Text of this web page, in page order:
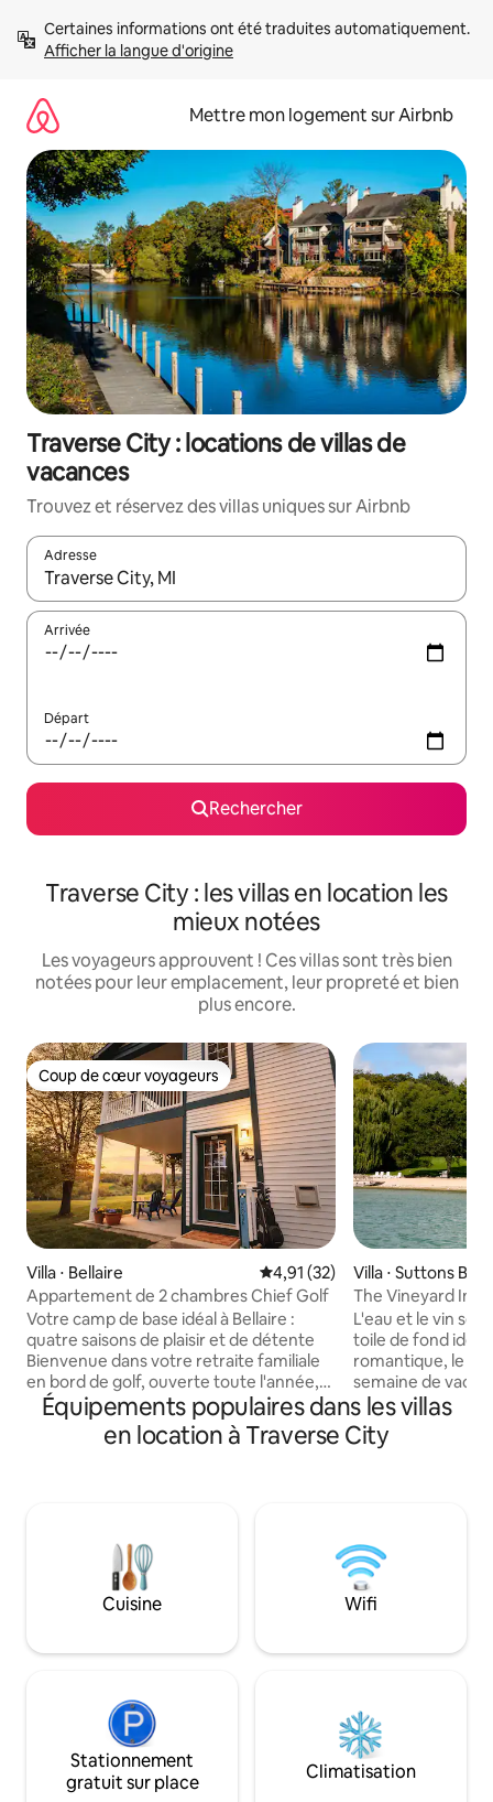
directement
Afficher la langue d'origine
Mettre mon logement sur Airbnb
Traverse City : locations de villas de
vacances
Trouvez et réservez des villas uniques sur Airbnb
Adresse
Lorsque les résultats s'affichent, utilisez les flèches vers le
Arrivée
Départ
Rechercher
Traverse City : les villas en location les
mieux notées
Les voyageurs approuvent ! Ces villas sont très bien
notées pour leur emplacement, leur propreté et bien
plus encore.
Coup de cœur voyageurs
Coup de cœur voyageurs
Villa ⋅ Bellaire Évaluation moyenne sur la
4,91 (32)
Appartement de 2 chambres Chief Golf
Votre camp de base idéal à Bellaire :
quatre saisons de plaisir et de détente
Bienvenue dans votre retraite familiale
en bord de golf, ouverte toute l'année,
située directement sur le trou n° 2 du
parcours de golf du Chief, à quelques
minutes de Bellaire. Cet appartement en
les voyages de golf en été, les
excursions pour admirer les couleurs de
l'automne, les aventures de ski en hiver
près de Schuss Mountain et les
long de l'année.
Villa ⋅ Suttons Bay
The Vineyard Inn
avec vue sur le lac
L'eau et le vin se
toile de fond
romantique, le
semaine de
bistrot et bar
vos boissons
nourriture. Profitez des suites
l'emplacement
Suttons Bay et à 1
Ouvert les week-
tous les jours du
Équipements populaires dans les villas
en location à Traverse City
Cuisine Wifi
Stationnement
gratuit sur place
Climatisation